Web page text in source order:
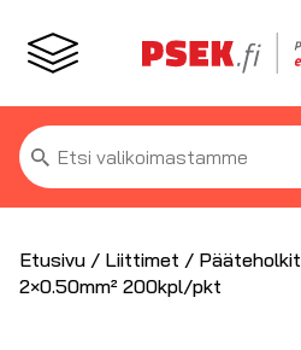
Etsi:
Etusivu / Liittimet / Pääteholkit
2×0.50mm² 200kpl/pkt